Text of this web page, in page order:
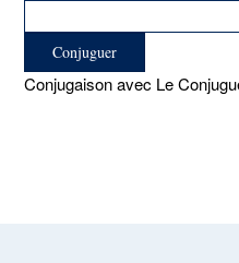
Conjugaison avec Le